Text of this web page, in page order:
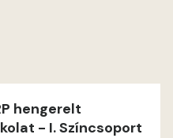
Ahengerelt
- I. Színcsoport